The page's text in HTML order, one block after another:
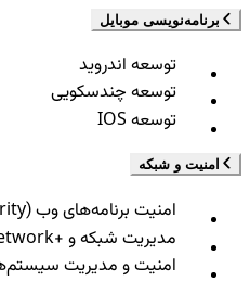
برنامه‌نویسی موبایل
توسعه اندروید
توسعه چندسکویی
توسعه IOS
امنیت و شبکه
امنیت برنامه‌های وب (Web Security) و تست نفوذ
مدیریت شبکه و +Network
امنیت و مدیریت